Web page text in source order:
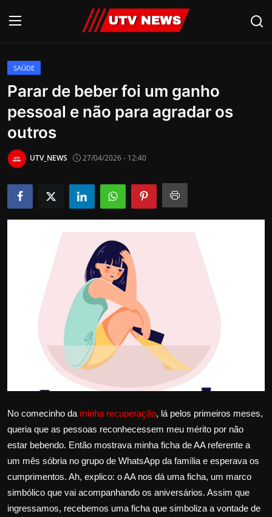
AO VIVO
PIRACICABA
CAMPINAS
LIMEIRA
ESPIRITO SANTO
Internacional
Educação
Saúde
Esportes
Fama e TV
SAÚDE
Parar de beber foi um ganho
pessoal e não para agradar os
outros
UTV_NEWS 27/04/2026 - 12:40
No comecinho da minha recuperação, lá pelos primeiros meses,
queria que as pessoas reconhecessem meu mérito por não
estar bebendo. Então mostrava minha ficha de AA referente a
um mês sóbria no grupo de WhatsApp da família e esperava os
cumprimentos. Ah, explico: o AA nos dá uma ficha, um marco
simbólico que vai acompanhando os aniversários. Assim que
ingressamos, recebemos uma ficha que simboliza a vontade de